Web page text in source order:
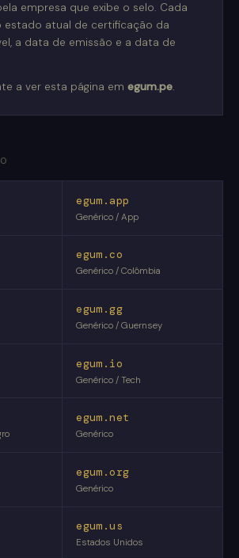
empresa que exibe o selo. Cada
estado atual de certificação da
a data de emissão e a data de
a ver esta página em egum.pe.
egum.app
Genérico / App
egum.co
Genérico / Colômbia
egum.gg
Genérico / Guernsey
egum.io
Genérico / Tech
egum.net
Genérico
egum.org
Genérico
egum.us
Estados Unidos